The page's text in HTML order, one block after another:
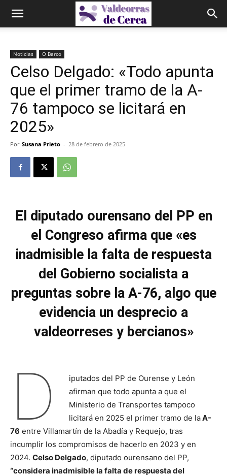
Noticias O Barco
Celso Delgado: «Todo apunta
que el primer tramo de la A-
76 tampoco se licitará en
2025»
Por Susana Prieto - 28 de febrero de 2025
El diputado ourensano del PP en
el Congreso afirma que «es
inadmisible la falta de respuesta
del Gobierno socialista a
preguntas sobre la A-76, algo que
evidencia un desprecio a
valdeorreses y bercianos»
D
iputados del PP de Ourense y León
afirman que todo apunta a que el
Ministerio de Transportes tampoco
licitará en 2025 el primer tramo de laA-
76 entre Villamartín de la Abadía y Requejo, tras
incumplir los compromisos de hacerlo en 2023 y en
2024. Celso Delgado, diputado ourensano del PP,
“considera inadmisible la falta de respuesta del